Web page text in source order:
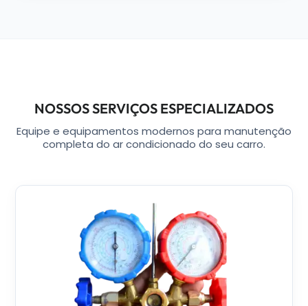
NOSSOS SERVIÇOS ESPECIALIZADOS
Equipe e equipamentos modernos para manutenção
completa do ar condicionado do seu carro.